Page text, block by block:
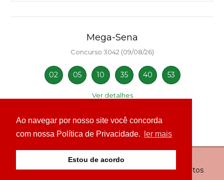
Ao navegar por nosso site você concorda
com nossa Política de Privacidade.
ler mais
Estou de acordo
Mega-Sena
Concurso 3042 (09/08/26)
02 05 10 35 40 53
Ver detalhes
© Copyright 2026 - 24H News MS - Todos os direitos